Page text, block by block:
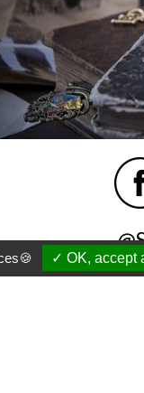
✓ OK, accept